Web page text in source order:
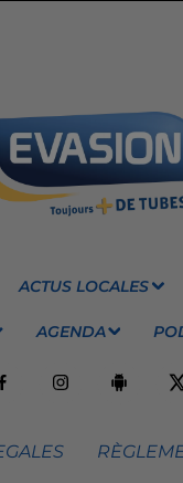
ACTUS LOCALES
AGENDA